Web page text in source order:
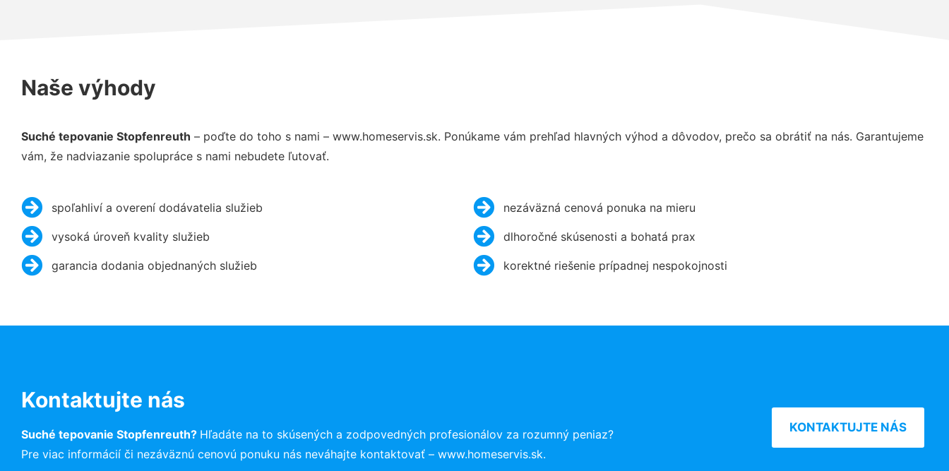
Naše výhody
Suché tepovanie Stopfenreuth – poďte do toho s nami – www.homeservis.sk. Ponúkame vám prehľad hlavných výhod a dôvodov, prečo sa obrátiť na nás. Garantujeme
vám, že nadviazanie spolupráce s nami nebudete ľutovať.
spoľahliví a overení dodávatelia služieb
vysoká úroveň kvality služieb
garancia dodania objednaných služieb
nezáväzná cenová ponuka na mieru
dlhoročné skúsenosti a bohatá prax
korektné riešenie prípadnej nespokojnosti
Kontaktujte nás
Suché tepovanie Stopfenreuth? Hľadáte na to skúsených a zodpovedných profesionálov za rozumný peniaz?
Pre viac informácií či nezáväznú cenovú ponuku nás neváhajte kontaktovať – www.homeservis.sk.
KONTAKTUJTE NÁS